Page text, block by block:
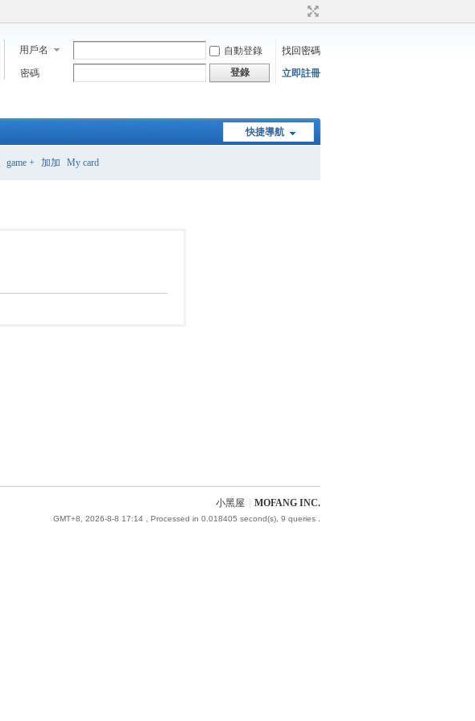
用戶名 自動登錄
找回密碼
密碼
登錄 立即註冊
快捷導航
game + 加加 My card
小黑屋 MOFANG INC.
GMT+8, 2026-8-8 17:14 , Processed in 0.018405 second(s), 9 queries .